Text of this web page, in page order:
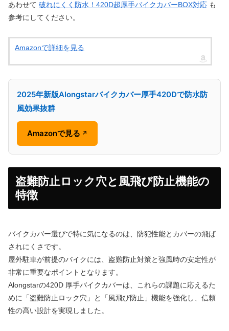
あわせて 破れにくく防水！420D超厚手バイクカバーBOX対応 も
参考にしてください。
Amazonで詳細を見る
2025年新版Alongstarバイクカバー厚手420Dで防水防
風効果抜群
Amazonで見る ↗
盗難防止ロック穴と風飛び防止機能の
特徴
バイクカバー選びで特に気になるのは、防犯性能とカバーの飛ば
されにくさです。
屋外駐車が前提のバイクには、盗難防止対策と強風時の安定性が
非常に重要なポイントとなります。
Alongstarの420D 厚手バイクカバーは、これらの課題に応えるた
めに「盗難防止ロック穴」と「風飛び防止」機能を強化し、信頼
性の高い設計を実現しました。